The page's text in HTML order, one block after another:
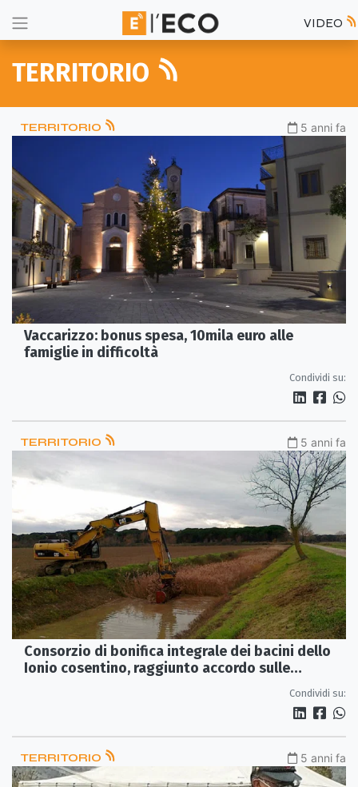
VIDEO
TERRITORIO
TERRITORIO 5 anni fa
Vaccarizzo: bonus spesa, 10mila euro alle
famiglie in difficoltà
Condividi su:
TERRITORIO 5 anni fa
Consorzio di bonifica integrale dei bacini dello
Ionio cosentino, raggiunto accordo sulle
Condividi su:
TERRITORIO 5 anni fa